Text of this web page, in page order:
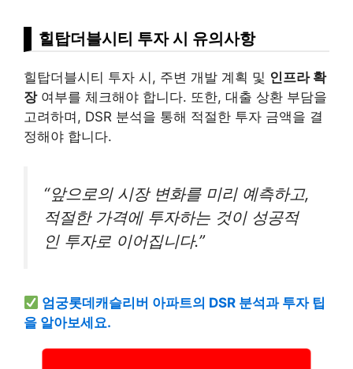
힐탑더블시티 투자 시 유의사항
힐탑더블시티 투자 시, 주변 개발 계획 및 인프라 확
장여부를 체크해야 합니다. 또한, 대출 상환 부담을
고려하며, DSR 분석을 통해 적절한 투자 금액을 결
정해야 합니다.
“앞으로의 시장 변화를 미리 예측하고,
적절한 가격에 투자하는 것이 성공적
인 투자로 이어집니다.”
엄궁롯데캐슬리버 아파트의 DSR 분석과 투자 팁
을 알아보세요.